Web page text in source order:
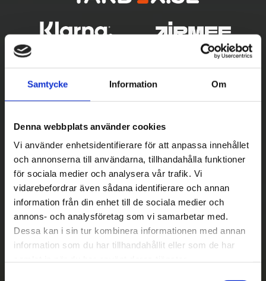
Samtycke Information Om
Denna webbplats använder cookies
Vi använder enhetsidentifierare för att anpassa innehållet
och annonserna till användarna, tillhandahålla funktioner
för sociala medier och analysera vår trafik. Vi
vidarebefordrar även sådana identifierare och annan
information från din enhet till de sociala medier och
annons- och analysföretag som vi samarbetar med.
Dessa kan i sin tur kombinera informationen med annan
information som du har tillhandahållit eller som de har
Betala säkert
|| Välj ||
Snabba leveranser
||
Eller ||
Hämta på lagret med/utan montering